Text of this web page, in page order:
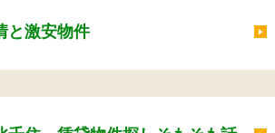
と激安物件